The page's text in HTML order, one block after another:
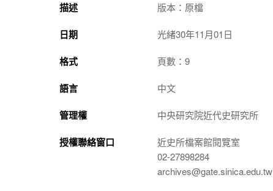
描述 版本：原檔
日期 光緒30年11月01日
格式 頁數：9
語言 中文
管理權 中央研究院近代史研究所
授權聯絡窗口
近史所檔案館閱覽室
02-27898284
archives@gate.sinica.edu.tw